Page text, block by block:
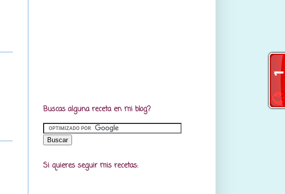
Buscas alguna receta en mi blog?
Si quieres seguir mis recetas: